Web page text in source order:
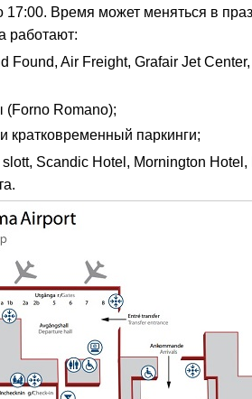
17:00. Время может меняться в
работают:
Found, Air Freight, Grafair Jet
(Forno Romano);
кратковременный паркинги;
Scandic Hotel, Mornington